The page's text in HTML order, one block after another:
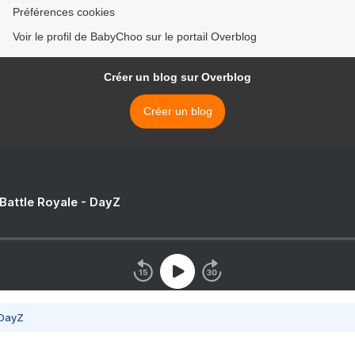
Préférences cookies
Voir le profil de BabyChoo sur le portail Overblog
Créer un blog sur Overblog
Créer un blog
Royale - DayZ